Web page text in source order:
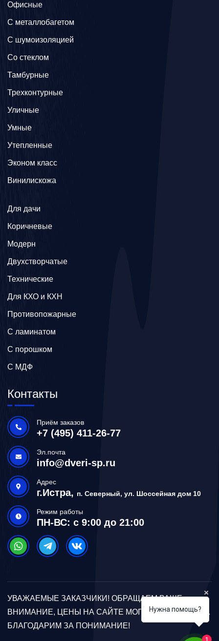
Офисные
C металлобагетом
С шумоизоляцией
Со стеклом
Тамбурные
Трехконтурные
Уличные
Умные
Утепленные
Эконом класс
Винилискожа
Для дачи
Коричневые
Модерн
Двухстворчатые
Технические
Для КХО и КХН
Противопожарные
С ламинатом
С порошком
С МДФ
Контакты
Приём заказов
+7 (495) 411-26-77
Эл.почта
info@dveri-sp.ru
Адрес
г.Истра, п. Северный, ул. Шоссейная дом 10
Режим работы
ПН-ВС: с 9:00 до 21:00
УВАЖАЕМЫЕ ЗАКАЗЧИКИ! ОБРАЩАЕМ ВАШЕ
ВНИМАНИЕ, ЦЕНЫ НА САЙТЕ МОГУТ ОТЛИЧАТЬСЯ.
БЛАГОДАРИМ ЗА ПОНИМАНИЕ!
Нужна помощь?
1